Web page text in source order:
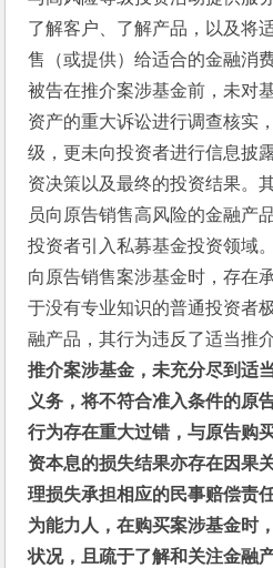
了解客户、了解产品，以及将
售（或提供）给适合的金融消
被告在推介案涉基金前，未对
资产的重大诉讼进行调查核实
级，更未向投资者进行信息披
资决策以及最终的投资结果。
员向原告销售高风险的金融产
投资者引入私募基金投资领域
向原告销售案涉基金时，存在
于没有专业知识的普通投资者
融产品，其行为违反了适当推
推介案涉基金，未充分尽到适
义务，将不符合准入条件的原
行为存在重大过错，与原告购
资本息的损失结果亦存在因果
理损失承担相应的民事赔偿责
为能力人，在购买案涉基金时
状况，且疏于了解和关注金融